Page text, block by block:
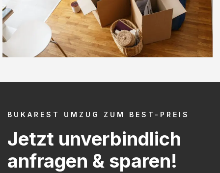
BUKAREST UMZUG ZUM BEST-PREIS
Jetzt unverbindlich
anfragen & sparen!